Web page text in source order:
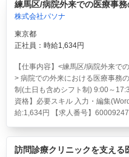
練馬区/病院外来での医療事
株式会社パソナ
東京都
正社員：時給1,634円
【仕事内容】<練馬区/病院外来で
> 病院での外来における医療事務
制(土日も含めシフト制) 9:00～
資格】必要スキル 入力・編集
給:1,634円 【求人番号】
訪問診療クリニックを支える